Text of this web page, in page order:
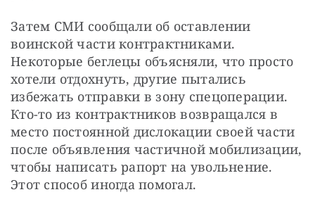
Затем СМИ сообщали об оставлении
воинской части контрактниками.
Некоторые беглецы объясняли, что просто
хотели отдохнуть, другие пытались
избежать отправки в зону спецоперации.
Кто-то из контрактников возвращался в
место постоянной дислокации своей части
после объявления частичной мобилизации,
чтобы написать рапорт на увольнение.
Этот способ иногда помогал.